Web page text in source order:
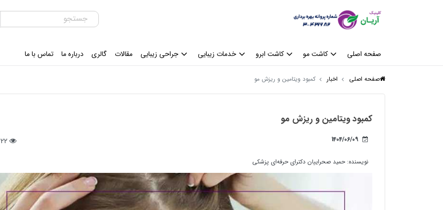
صفحه اصلی کاشت مو کاشت ابرو خدمات زیبایی جراحی زیبایی مقالات گالری درباره ما تماس با ما
صفحه اصلی اخبار کمبود ویتامین و ریزش مو
کمبود ویتامین و ریزش مو
1404/06/09
نویسنده: حمید صحراییان دکترای حرفه‌ای پزشکی